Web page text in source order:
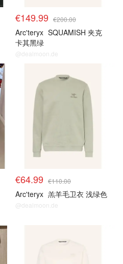
€149.99 €200.00
Arc'teryx SQUAMISH 夹克
卡其黑绿
@dealmoon.de
€64.99 €110.00
Arc'teryx 羔羊毛卫衣 浅绿色
@dealmoon.de